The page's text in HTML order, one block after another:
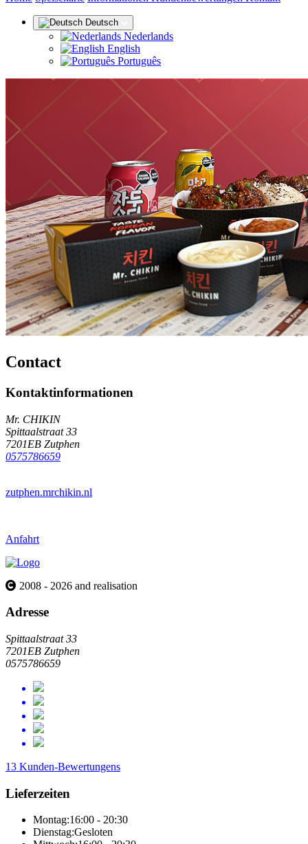
Deutsch
Nederlands
English
Português
Contact
Kontaktinformationen
Mr. CHIKIN
Spittaalstraat 33
7201EB Zutphen
0575786659
zutphen.mrchikin.nl
Anfahrt
2008 - 2026 and realisation
Adresse
Spittaalstraat 33
7201EB Zutphen
0575786659
13 Kunden-Bewertungens
Lieferzeiten
Montag:16:00 - 20:30
Dienstag:Gesloten